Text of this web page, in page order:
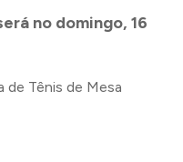
no domingo, 16